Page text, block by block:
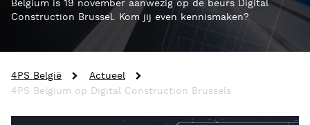
Belgium is 19 november aanwezig op de beurs Digital
Construction Brussel. Kom jij even kennismaken?
4PS België
Actueel
4PS Belgium op Digital Construction Brussels